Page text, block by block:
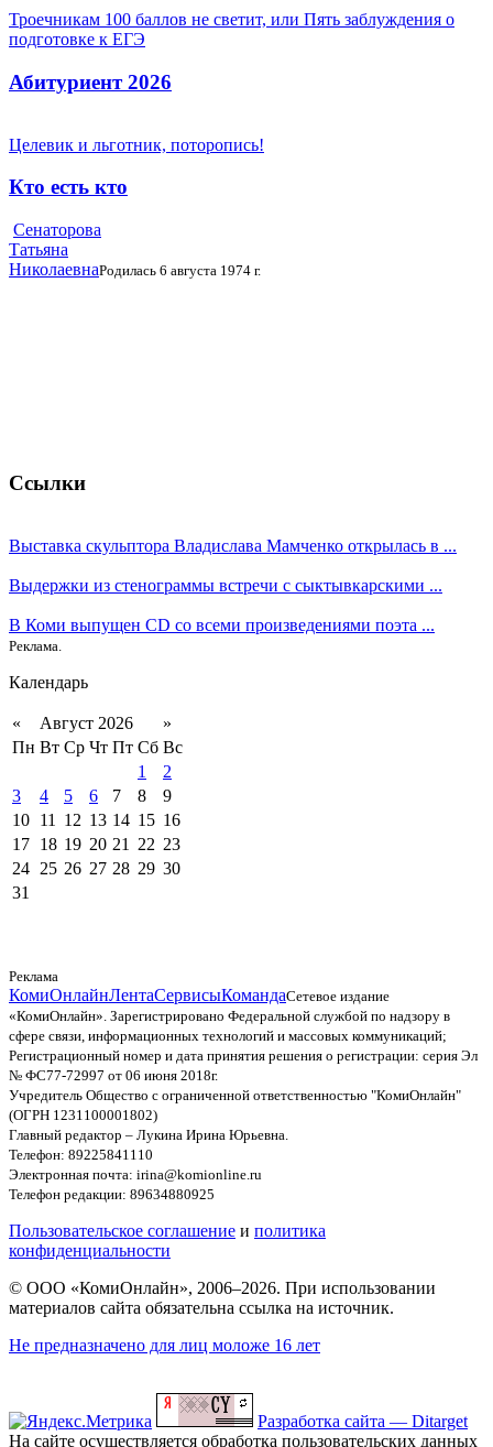
Троечникам 100 баллов не светит, или Пять заблуждения о
подготовке к ЕГЭ
Абитуриент 2026
Целевик и льготник, поторопись!
Кто есть кто
Сенаторова
Татьяна
НиколаевнаРодилась 6 августа 1974 г.
Ссылки
Выставка скульптора Владислава Мамченко открылась в ...
Выдержки из стенограммы встречи с сыктывкарскими ...
В Коми выпущен CD со всеми произведениями поэта ...
Реклама.
Календарь
« Август 2026
»
Пн Вт Ср Чт Пт Сб Вс
1
2
3
4 5 6 7 8
9
10 11 12 13 14 15 16
17 18 19 20 21 22 23
24 25 26 27 28 29 30
31
Реклама
КомиОнлайнЛентаСервисыКомандаСетевое издание
«КомиОнлайн». Зарегистрировано Федеральной службой по надзору в
сфере связи, информационных технологий и массовых коммуникаций;
Регистрационный номер и дата принятия решения о регистрации: серия Эл
№ ФС77-72997 от 06 июня 2018г.
Учредитель Общество с ограниченной ответственностью "КомиОнлайн"
(ОГРН 1231100001802)
Главный редактор – Лукина Ирина Юрьевна.
Телефон: 89225841110
Электронная почта: irina@komionline.ru
Телефон редакции: 89634880925
Пользовательское соглашение и политика
конфиденциальности
© ООО «КомиОнлайн», 2006–2026. При использовании
материалов сайта обязательна ссылка на источник.
Не предназначено для лиц моложе 16 лет
Разработка сайта — Ditarget
На сайте осуществляется обработка пользовательских данных